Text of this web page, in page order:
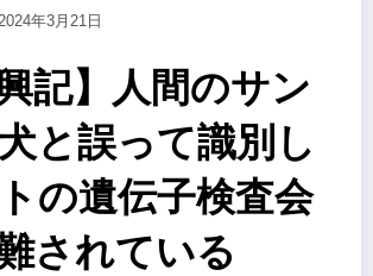
年3月21日
記】人間のサン
と誤って識別し
の遺伝子検査会
されている